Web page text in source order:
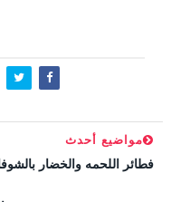
مواضيع أحدث
فطائر اللحمه والخضار